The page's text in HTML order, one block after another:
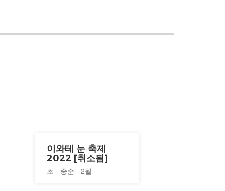
이와테 눈 축제
2022 [취소됨]
초 - 중순 - 2월